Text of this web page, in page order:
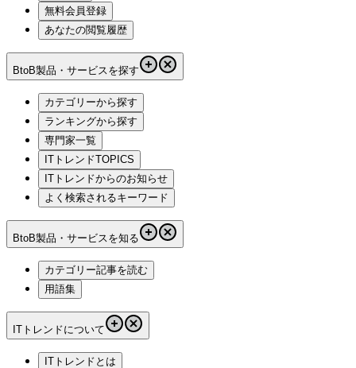
無料会員登録
あなたの閲覧履歴
BtoB製品・サービスを探す
カテゴリーから探す
ランキングから探す
専門家一覧
ITトレンドTOPICS
ITトレンドからのお知らせ
よく検索されるキーワード
BtoB製品・サービスを知る
カテゴリー記事を読む
用語集
ITトレンドについて
ITトレンドとは